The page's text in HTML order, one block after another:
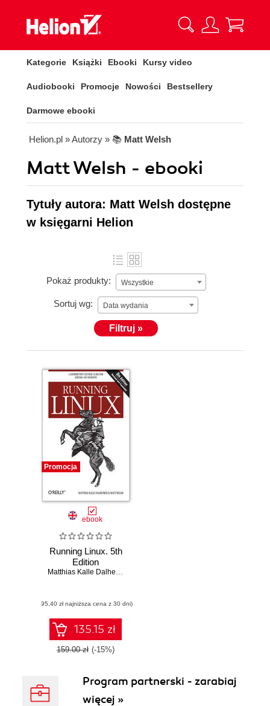
Kategorie Książki Ebooki Kursy video
Audiobooki Promocje Nowości Bestsellery
Darmowe ebooki
Helion.pl » Autorzy » 📚 Matt Welsh
Matt Welsh - ebooki
Tytuły autora: Matt Welsh dostępne
w księgarni Helion
Pokaż produkty: Wszystkie
Sortuj wg: Data wydania
Filtruj »
Promocja
ebook
Running Linux. 5th
Edition
Matthias Kalle Dalheimer
(95,40 zł najniższa cena z 30 dni)
135.15 zł
159.00 zł (-15%)
Program partnerski - zarabiaj
więcej »